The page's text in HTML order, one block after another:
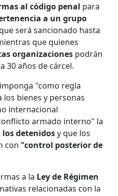
al código penal para
a un grupo
será sancionado hasta
que quienes
organizaciones podrán
30 años de cárcel.
"como regla
bienes y personas
internacional
armado interno" la
detenidosy que los
con "control posterior de
a la Ley de Régimen
relacionadas con la